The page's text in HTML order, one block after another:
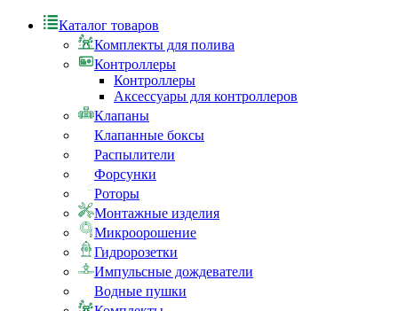
Каталог товаров
Комплекты для полива
Контроллеры
Контроллеры
Аксессуары для контроллеров
Клапаны
Клапанные боксы
Распылители
Форсунки
Роторы
Монтажные изделия
Микроорошение
Гидророзетки
Импульсные дождеватели
Водные пушки